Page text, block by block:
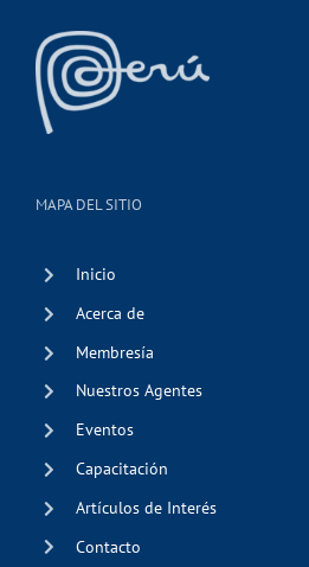
MAPA DEL SITIO
Inicio
Acerca de
Membresía
Nuestros Agentes
Eventos
Capacitación
Artículos de Interés
Contacto